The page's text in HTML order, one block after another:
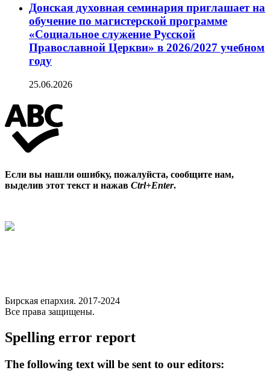
Донская духовная семинария приглашает на
обучение по магистерской программе
«Социальное служение Русской
Православной Церкви» в 2026/2027 учебном
году
25.06.2026
Если вы нашли ошибку, пожалуйста, сообщите нам,
выделив этот текст и нажав Ctrl+Enter.
Бирская епархия. 2017-2024
Все права защищены.
Spelling error report
The following text will be sent to our editors: